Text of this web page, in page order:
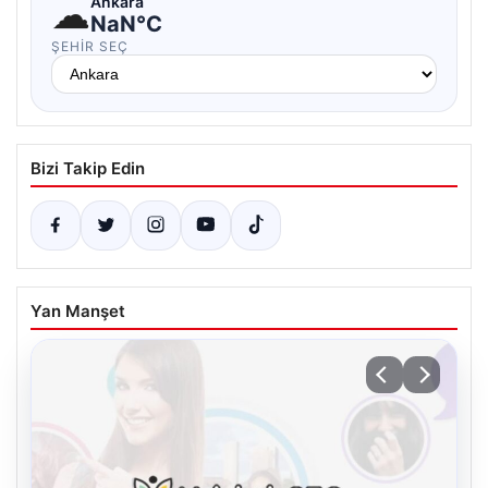
☁NaN°C
ŞEHIR SEÇ
Bizi Takip Edin
Yan Manşet